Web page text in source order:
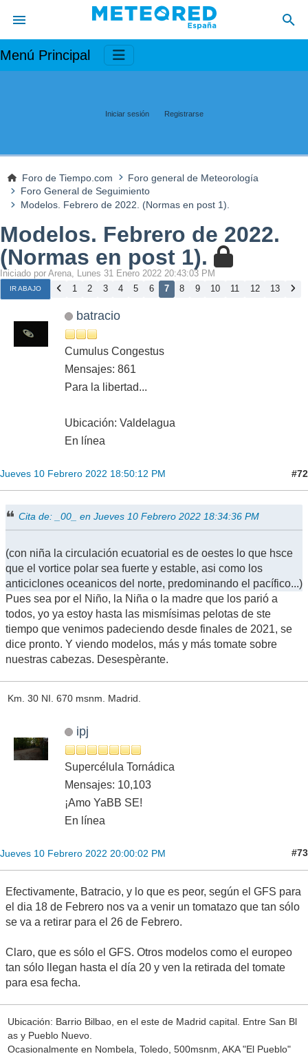
Menú Principal
Iniciar sesión Registrarse
Foro de Tiempo.com
Foro general de Meteorología
Foro General de Seguimiento
Modelos. Febrero de 2022. (Normas en post 1).
Modelos. Febrero de 2022.
(Normas en post 1).
Iniciado por Arena, Lunes 31 Enero 2022 20:43:03 PM
IR ABAJO 1 2 3 4 5 6 7 8 9 10 11 12 13
batracio
Cumulus Congestus
Mensajes: 861
Para la libertad...
Ubicación: Valdelagua
En línea
Jueves 10 Febrero 2022 18:50:12 PM #72
Cita de: _00_ en Jueves 10 Febrero 2022 18:34:36 PM
(con niña la circulación ecuatorial es de oestes lo que hsce
que el vortice polar sea fuerte y estable, asi como los
anticiclones oceanicos del norte, predominando el pacífico...)
Pues sea por el Niño, la Niña o la madre que los parió a
todos, yo ya estoy hasta las mismísimas pelotas de ste
tiempo que venimos padeciendo desde finales de 2021, se
dice pronto. Y viendo modelos, más y más tomate sobre
nuestras cabezas. Desespèrante.
Km. 30 NI. 670 msnm. Madrid.
ipj
Supercélula Tornádica
Mensajes: 10,103
¡Amo YaBB SE!
En línea
Jueves 10 Febrero 2022 20:00:02 PM #73
Efectivamente, Batracio, y lo que es peor, según el GFS para
el dia 18 de Febrero nos va a venir un tomatazo que tan sólo
se va a retirar para el 26 de Febrero.
Claro, que es sólo el GFS. Otros modelos como el europeo
tan sólo llegan hasta el día 20 y ven la retirada del tomate
para esa fecha.
Ubicación: Barrio Bilbao, en el este de Madrid capital. Entre San Bl
as y Pueblo Nuevo.
Ocasionalmente en Nombela, Toledo, 500msnm, AKA "El Pueblo"